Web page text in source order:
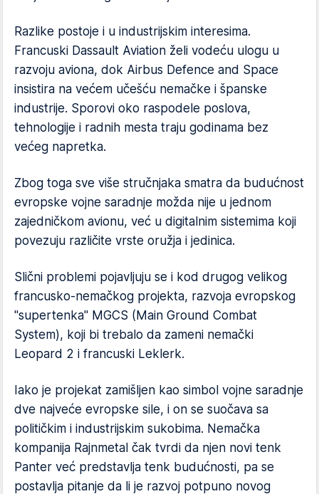
Razlike postoje i u industrijskim interesima.
Francuski Dassault Aviation želi vodeću ulogu u
razvoju aviona, dok Airbus Defence and Space
insistira na većem učešću nemačke i španske
industrije. Sporovi oko raspodele poslova,
tehnologije i radnih mesta traju godinama bez
većeg napretka.
Zbog toga sve više stručnjaka smatra da budućnost
evropske vojne saradnje možda nije u jednom
zajedničkom avionu, već u digitalnim sistemima koji
povezuju različite vrste oružja i jedinica.
Slični problemi pojavljuju se i kod drugog velikog
francusko-nemačkog projekta, razvoja evropskog
"supertenka" MGCS (Main Ground Combat
System), koji bi trebalo da zameni nemački
Leopard 2 i francuski Leklerk.
Iako je projekat zamišljen kao simbol vojne saradnje
dve najveće evropske sile, i on se suočava sa
političkim i industrijskim sukobima. Nemačka
kompanija Rajnmetal čak tvrdi da njen novi tenk
Panter već predstavlja tenk budućnosti, pa se
postavlja pitanje da li je razvoj potpuno novog